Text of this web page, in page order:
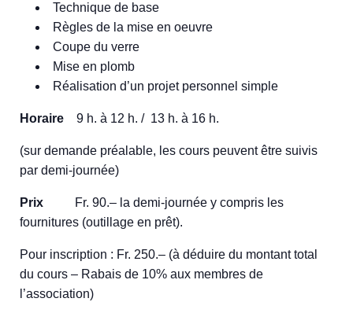
Technique de base
Règles de la mise en oeuvre
Coupe du verre
Mise en plomb
Réalisation d’un projet personnel simple
Horaire 9 h. à 12 h. / 13 h. à 16 h.
(sur demande préalable, les cours peuvent être suivis
par demi-journée)
Prix
Fr. 90.– la demi-journée y compris les
fournitures (outillage en prêt).
Pour inscription : Fr. 250.– (à déduire du montant total
du cours – Rabais de 10% aux membres de
l’association)